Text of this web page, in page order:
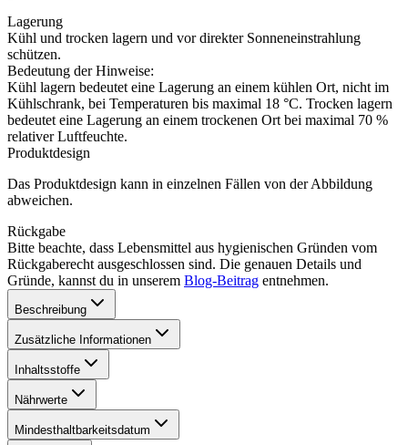
Lagerung
Kühl und trocken lagern und vor direkter Sonneneinstrahlung
schützen.
Bedeutung der Hinweise:
Kühl lagern bedeutet eine Lagerung an einem kühlen Ort, nicht im
Kühlschrank, bei Temperaturen bis maximal 18 °C. Trocken lagern
bedeutet eine Lagerung an einem trockenen Ort bei maximal 70 %
relativer Luftfeuchte.
Produktdesign
Das Produktdesign kann in einzelnen Fällen von der Abbildung
abweichen.
Rückgabe
Bitte beachte, dass Lebensmittel aus hygienischen Gründen vom
Rückgaberecht ausgeschlossen sind. Die genauen Details und
Gründe, kannst du in unserem Blog-Beitrag entnehmen.
Beschreibung
Zusätzliche Informationen
Inhaltsstoffe
Nährwerte
Mindesthaltbarkeitsdatum